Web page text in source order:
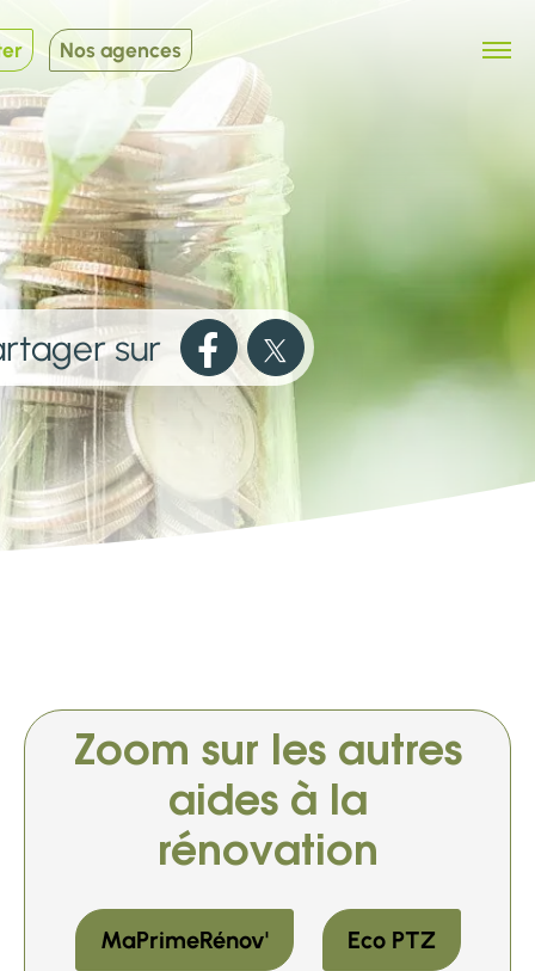
Nos agences
sur
Zoom sur les autres
aides à la
rénovation
MaPrimeRénov' Eco PTZ